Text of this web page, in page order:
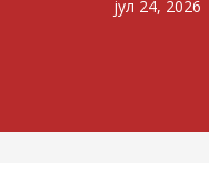
јул 24, 2026